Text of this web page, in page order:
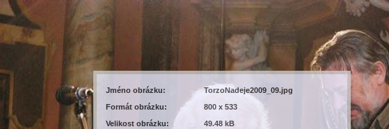
Jméno obrázku:
TorzoNadeje2009_09.jpg
Formát obrázku:
800 x 533
Velikost obrázku:
49.48 kB